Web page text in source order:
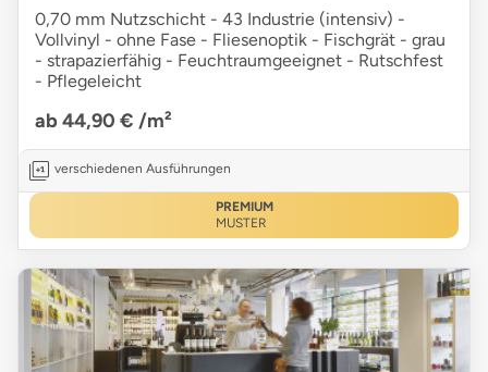
0,70 mm Nutzschicht - 43 Industrie (intensiv) -
Vollvinyl - ohne Fase - Fliesenoptik - Fischgrät - grau
- strapazierfähig - Feuchtraumgeeignet - Rutschfest
- Pflegeleicht
ab 44,90 € /m²
verschiedenen Ausführungen
PREMIUM
MUSTER